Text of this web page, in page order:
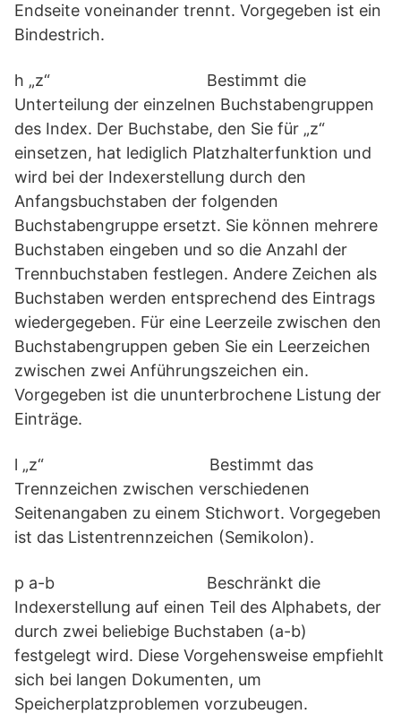
Endseite voneinander trennt. Vorgegeben ist ein
Bindestrich.
h „z“ Bestimmt die
Unterteilung der einzelnen Buchstabengruppen
des Index. Der Buchstabe, den Sie für „z“
einsetzen, hat lediglich Platzhalterfunktion und
wird bei der Indexerstellung durch den
Anfangsbuchstaben der folgenden
Buchstabengruppe ersetzt. Sie können mehrere
Buchstaben eingeben und so die Anzahl der
Trennbuchstaben festlegen. Andere Zeichen als
Buchstaben werden entsprechend des Eintrags
wiedergegeben. Für eine Leerzeile zwischen den
Buchstabengruppen geben Sie ein Leerzeichen
zwischen zwei Anführungszeichen ein.
Vorgegeben ist die ununterbrochene Listung der
Einträge.
l „z“ Bestimmt das
Trennzeichen zwischen verschiedenen
Seitenangaben zu einem Stichwort. Vorgegeben
ist das Listentrennzeichen (Semikolon).
p a-b Beschränkt die
Indexerstellung auf einen Teil des Alphabets, der
durch zwei beliebige Buchstaben (a-b)
festgelegt wird. Diese Vorgehensweise empfiehlt
sich bei langen Dokumenten, um
Speicherplatzproblemen vorzubeugen.